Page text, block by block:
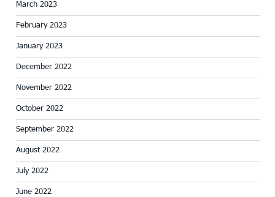
March 2023
February 2023
January 2023
December 2022
November 2022
October 2022
September 2022
August 2022
July 2022
June 2022